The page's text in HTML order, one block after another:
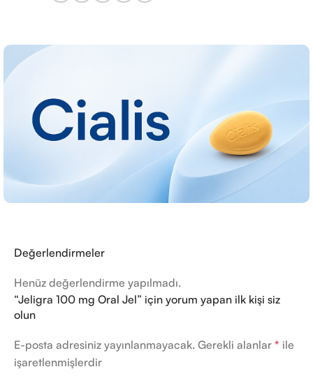
Değerlendirmeler
Henüz değerlendirme yapılmadı.
“Jeligra 100 mg Oral Jel” için yorum yapan ilk kişi siz
olun
E-posta adresiniz yayınlanmayacak. Gerekli alanlar * ile
işaretlenmişlerdir